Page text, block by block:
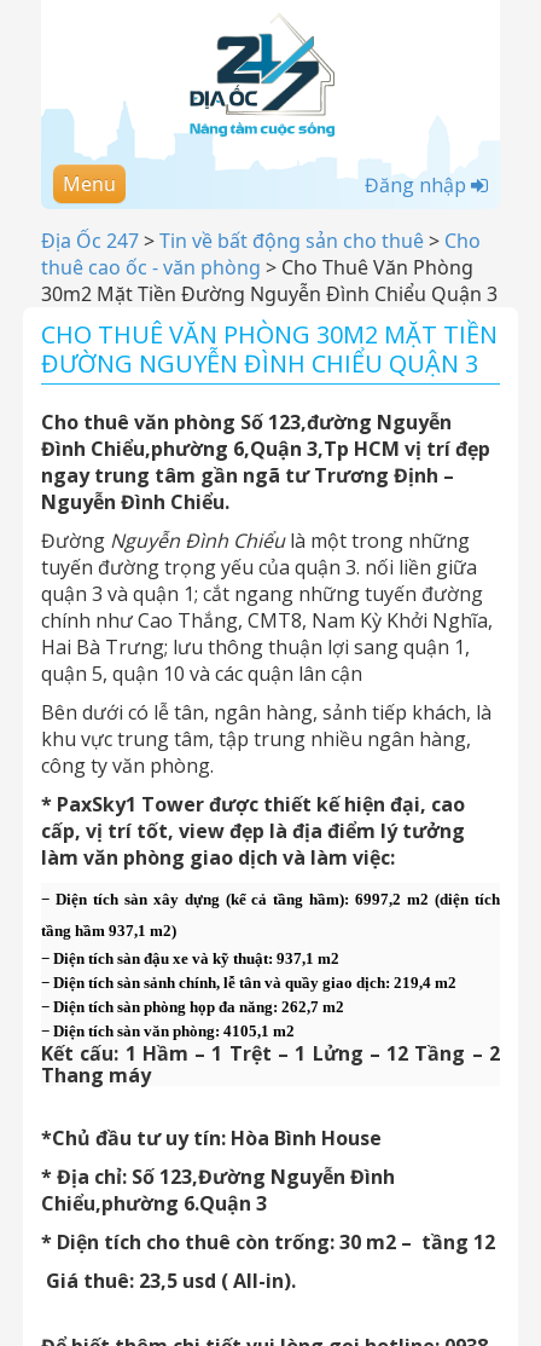
Menu Đăng nhập
Địa Ốc 247>Tin về bất động sản cho thuê> Cho
thuê cao ốc - văn phòng > Cho Thuê Văn Phòng
30m2 Mặt Tiền Đường Nguyễn Đình Chiểu Quận 3
CHO THUÊ VĂN PHÒNG 30M2 MẶT TIỀN
ĐƯỜNG NGUYỄN ĐÌNH CHIỂU QUẬN 3
Cho thuê văn phòng Số 123,đường Nguyễn
Đình Chiểu,phường 6,Quận 3,Tp HCM vị trí đẹp
ngay trung tâm gần ngã tư Trương Định –
Nguyễn Đình Chiểu.
Đường Nguyễn Đình Chiểulà một trong những
tuyến đường trọng yếu của quận 3. nối liền giữa
quận 3 và quận 1; cắt ngang những tuyến đường
chính như Cao Thắng, CMT8, Nam Kỳ Khởi Nghĩa,
Hai Bà Trưng; lưu thông thuận lợi sang quận 1,
quận 5, quận 10 và các quận lân cận
Bên dưới có lễ tân, ngân hàng, sảnh tiếp khách, là
khu vực trung tâm, tập trung nhiều ngân hàng,
công ty văn phòng.
* PaxSky1 Tower được thiết kế hiện đại, cao
cấp, vị trí tốt, view đẹp là địa điểm lý tưởng
làm văn phòng giao dịch và làm việc:
− Diện tích sàn xây dựng (kể cả tầng hầm): 6997,2 m2 (diện tích
tầng hầm 937,1 m2)
− Diện tích sàn đậu xe và kỹ thuật: 937,1 m2
− Diện tích sàn sảnh chính, lễ tân và quầy giao dịch: 219,4 m2
− Diện tích sàn phòng họp đa năng: 262,7 m2
− Diện tích sàn văn phòng: 4105,1 m2
Kết cấu: 1 Hầm – 1 Trệt – 1 Lửng – 12 Tầng – 2
Thang máy
*Chủ đầu tư uy tín: Hòa Bình House
* Địa chỉ: Số 123,Đường Nguyễn Đình
Chiểu,phường 6.Quận 3
* Diện tích cho thuê còn trống: 30 m2 – tầng 12
Giá thuê: 23,5 usd ( All-in).